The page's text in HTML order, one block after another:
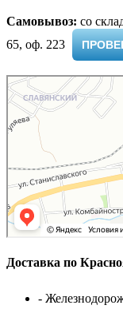
Самовывоз: cо
65, оф. 223 ​
Доставка по
-